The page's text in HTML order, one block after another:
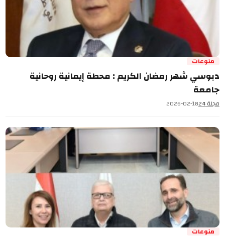
منوعات
دبوسي شهر رمضان الكريم : محطة إيمانية روحانية
جامعة
مجلة 24 2026-02-18
منوعات